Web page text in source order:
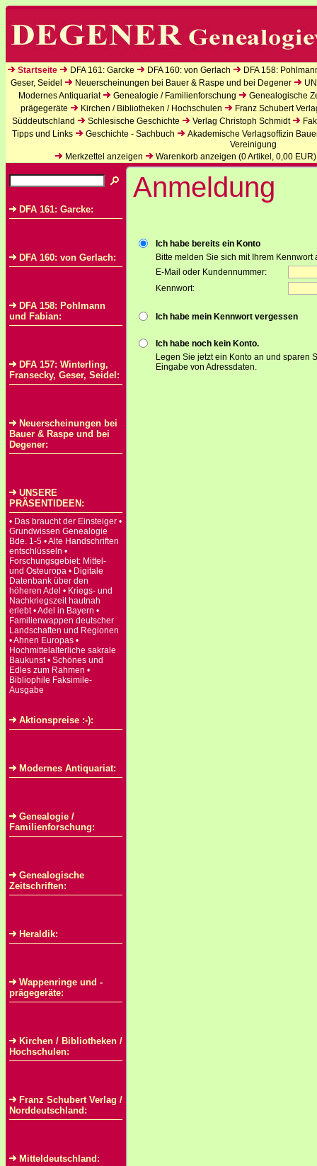
Startseite DFA 161: Garcke DFA 160: von Gerlach
DFA 158:
Geser, Seidel
Neuerscheinungen bei Bauer & Raspe und bei Degener
Modernes Antiquariat
Genealogie / Familienforschung
Genealogische
prägegeräte
Kirchen / Bibliotheken / Hochschulen
Franz Schubert
Süddeutschland
Schlesische Geschichte Verlag Christoph Schmidt
Tipps und Links
Geschichte - Sachbuch
Akademische Verlagsoffizin
Vereinigung
Merkzettel anzeigen
Warenkorb anzeigen (0Artikel, 0,00 EUR)
DFA 161: Garcke:
DFA 160: von Gerlach:
DFA 158: Pohlmann
und Fabian:
DFA 157: Winterling,
Fransecky, Geser, Seidel:
Neuerscheinungen bei
Bauer & Raspe und bei
Degener:
UNSERE
PRÄSENTIDEEN:
• Das braucht der Einsteiger •
Grundwissen Genealogie
Bde. 1-5 • Alte Handschriften
entschlüsseln •
Forschungsgebiet: Mittel-
und Osteuropa • Digitale
Datenbank über den
höheren Adel • Kriegs- und
Nachkriegszeit hautnah
erlebt • Adel in Bayern •
Familienwappen deutscher
Landschaften und Regionen
• Ahnen Europas •
Hochmittelalterliche sakrale
Baukunst • Schönes und
Edles zum Rahmen •
Bibliophile Faksimile-
Ausgabe
Aktionspreise :-):
Modernes Antiquariat:
Genealogie /
Familienforschung:
Genealogische
Zeitschriften:
Heraldik:
Wappenringe und -
prägegeräte:
Kirchen / Bibliotheken /
Hochschulen:
Franz Schubert Verlag /
Norddeutschland:
Mitteldeutschland:
Anmeldung
Ich habe bereits ein Konto
Bitte melden Sie sich mit Ihrem Kennwort
E-Mail oder Kundennummer:
Kennwort:
Ich habe mein Kennwort vergessen
Ich habe noch kein Konto.
Legen Sie jetzt ein Konto an und sparen
Eingabe von Adressdaten.